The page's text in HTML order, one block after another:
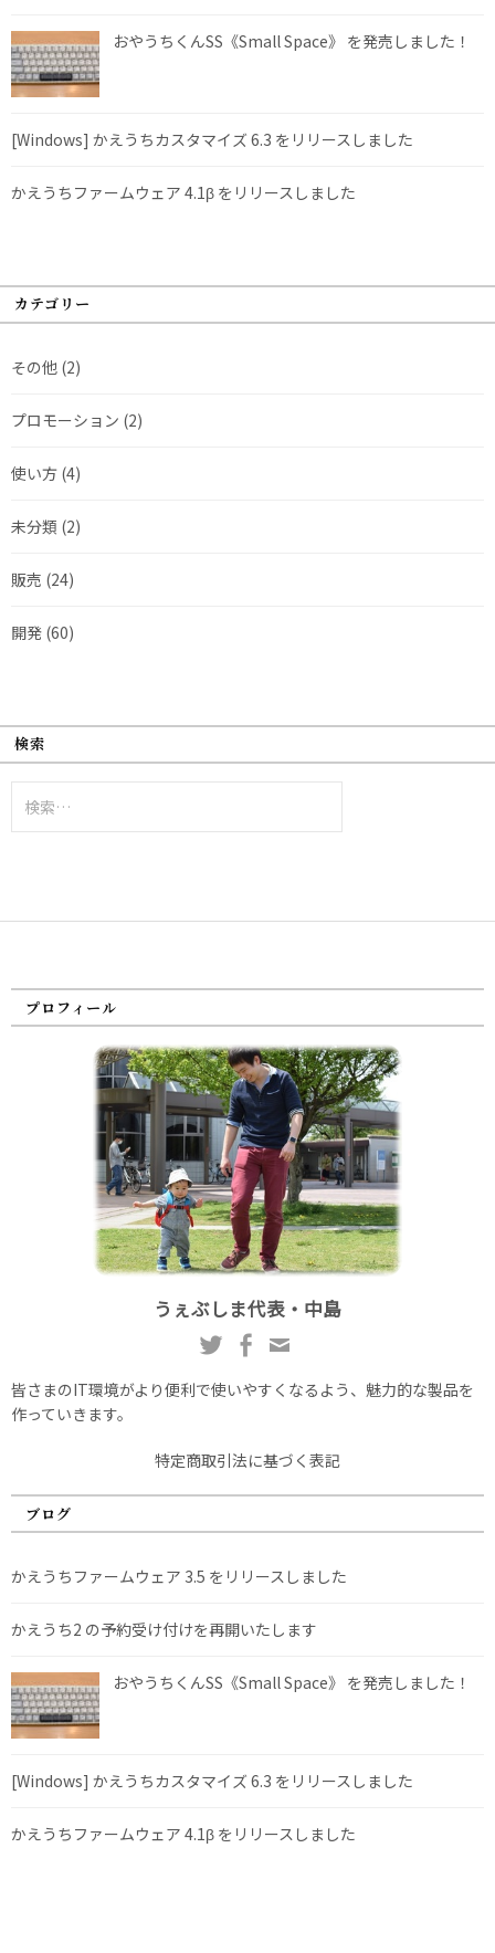
おやうちくんSS《Small Space》 を発売しました！
[Windows] かえうちカスタマイズ 6.3 をリリースしました
かえうちファームウェア 4.1β をリリースしました
カテゴリー
その他 (2)
プロモーション (2)
使い方 (4)
未分類 (2)
販売 (24)
開発 (60)
検索
索:
プロフィール
うぇぶしま代表・中島
皆さまのIT環境がより便利で使いやすくなるよう、魅力的な製品を
作っていきます。
特定商取引法に基づく表記
ブログ
かえうちファームウェア 3.5 をリリースしました
かえうち2 の予約受け付けを再開いたします
おやうちくんSS《Small Space》 を発売しました！
[Windows] かえうちカスタマイズ 6.3 をリリースしました
かえうちファームウェア 4.1β をリリースしました